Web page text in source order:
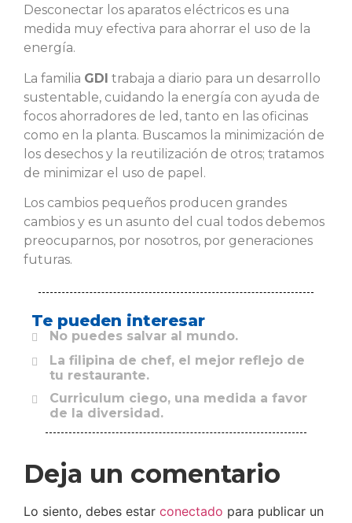
Desconectar los aparatos eléctricos es una
medida muy efectiva para ahorrar el uso de la
energía.
La familia GDI trabaja a diario para un desarrollo
sustentable, cuidando la energía con ayuda de
focos ahorradores de led, tanto en las oficinas
como en la planta. Buscamos la minimización de
los desechos y la reutilización de otros; tratamos
de minimizar el uso de papel.
Los cambios pequeños producen grandes
cambios y es un asunto del cual todos debemos
preocuparnos, por nosotros, por generaciones
futuras.
Te pueden interesar
No puedes salvar al mundo.
La filipina de chef, el mejor reflejo de
tu restaurante.
Curriculum ciego, una medida a favor
de la diversidad.
Deja un comentario
Lo siento, debes estar conectado para publicar un